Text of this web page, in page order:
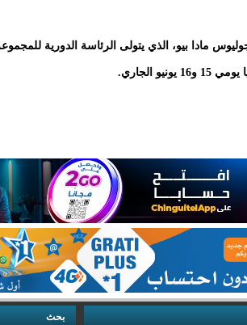
مادا بيو، الذي يتولى الرئاسة الدورية
الجاري.
بحث